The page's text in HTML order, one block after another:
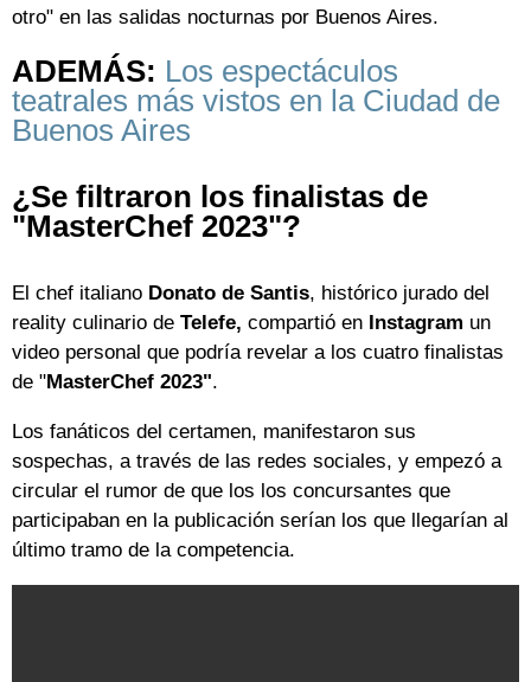
otro" en las salidas nocturnas por Buenos Aires.
ADEMÁS: Los espectáculos
teatrales más vistos en la Ciudad de
Buenos Aires
¿Se filtraron los finalistas de
"MasterChef 2023"?
El chef italiano Donato de Santis, histórico jurado del
reality culinario de Telefe, compartió en Instagram un
video personal que podría revelar a los cuatro finalistas
de "MasterChef 2023".
Los fanáticos del certamen, manifestaron sus
sospechas, a través de las redes sociales, y empezó a
circular el rumor de que los los concursantes que
participaban en la publicación serían los que llegarían al
último tramo de la competencia.